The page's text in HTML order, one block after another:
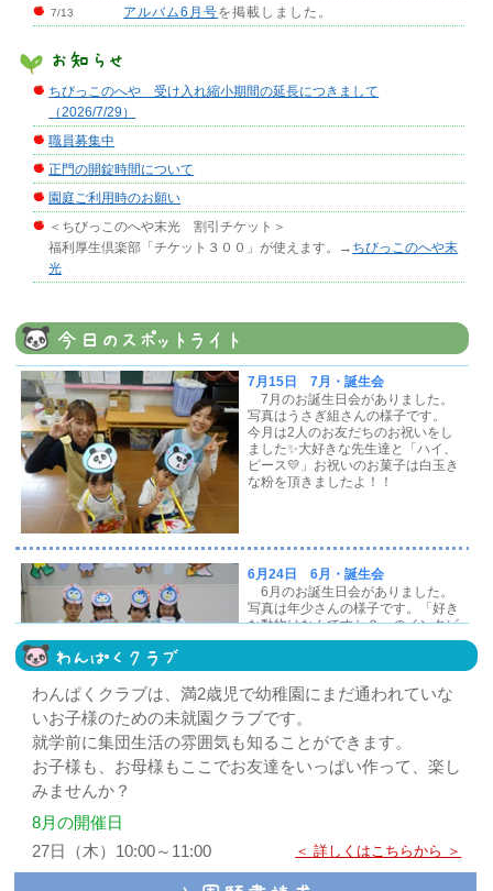
7/13 アルバム6月号を掲載しました。
お知らせ
ちびっこのへや 受け入れ縮小期間の延長につきまして
（2026/7/29）
職員募集中
正門の開錠時間について
園庭ご利用時のお願い
＜ちびっこのへや末光 割引チケット＞
福利厚生倶楽部「チケット３００」が使えます。→ ちびっこのへや末
光
今日のスポットライト
わんぱくクラブ
わんぱくクラブは、満2歳児で幼稚園にまだ通われていな
いお子様のための未就園クラブです。
就学前に集団生活の雰囲気も知ることができます。
お子様も、お母様もここでお友達をいっぱい作って、楽し
みませんか？
8月の開催日
27日（木）10:00～11:00
＜ 詳しくはこちらから ＞